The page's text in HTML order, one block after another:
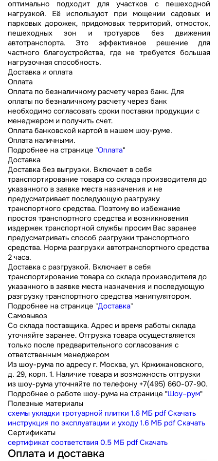
оптимально подходит для участков с пешеходной
нагрузкой. Её используют при мощении садовых и
парковых дорожек, придомовых территорий, отмосток,
пешеходных зон и тротуаров без движения
автотранспорта. Это эффективное решение для
частного благоустройства, где не требуется большая
нагрузочная способность.
Доставка и оплата
Оплата
Оплата по безналичному расчету через банк. Для
оплаты по безналичному расчету через банк
необходимо согласовать сроки поставки продукции с
менеджером и получить счет.
Оплата банковской картой в нашем шоу-руме.
Оплата наличными.
Подробнее на странице "Оплата"
Доставка
Доставка без выгрузки. Включает в себя
транспортирование товара со склада производителя до
указанного в заявке места назначения и не
предусматривает последующую разгрузку
транспортного средства. Поэтому во избежание
простоя транспортного средства и возникновения
издержек транспортной службы просим Вас заранее
предусматривать способ разгрузки транспортного
средства. Норма разгрузки автотранспортного средства
2 часа.
Доставка с разгрузкой. Включает в себя
транспортирование товара со склада производителя до
указанного в заявке места назначения и последующую
разгрузку транспортного средства манипулятором.
Подробнее на странице "Доставка"
Самовывоз
Со склада поставщика. Адрес и время работы склада
уточняйте заранее. Отгрузка товара осуществляется
только после предварительного согласования с
ответственным менеджером
Из шоу-рума по адресу г. Москва, ул. Кржижановского,
д. 29, корп. 1. Наличие товара и возможность отгрузки
из шоу-рума уточняйте по телефону +7(495) 660-07-90.
Подробнее о работе шоу-рума на странице "Шоу–рум"
Полезные материалы
схемы укладки тротуарной плитки 1.6 МБ pdf Скачать
инструкция по эксплуатации и уходу 1.6 МБ pdf Скачать
Сертификаты
сертификат соответствия 0.5 МБ pdf Скачать
Оплата и доставка